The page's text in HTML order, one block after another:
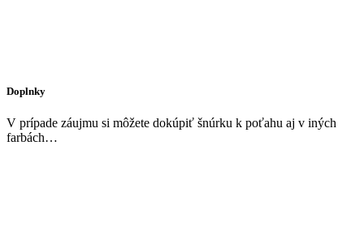
Doplnky
V prípade záujmu si môžete dokúpiť šnúrku k poťahu aj v iných
farbách…